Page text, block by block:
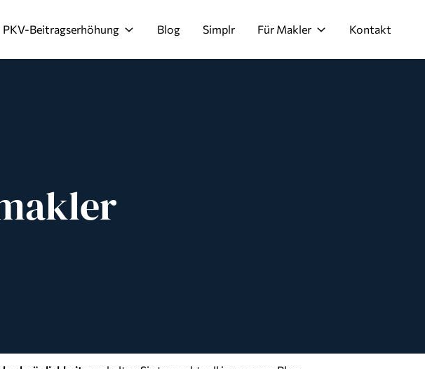
PKV-Beitragserhöhung Blog Simplr Für Makler Kontakt